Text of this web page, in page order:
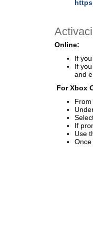
Online:
If
If
and
For Xbox
If
Use
Once